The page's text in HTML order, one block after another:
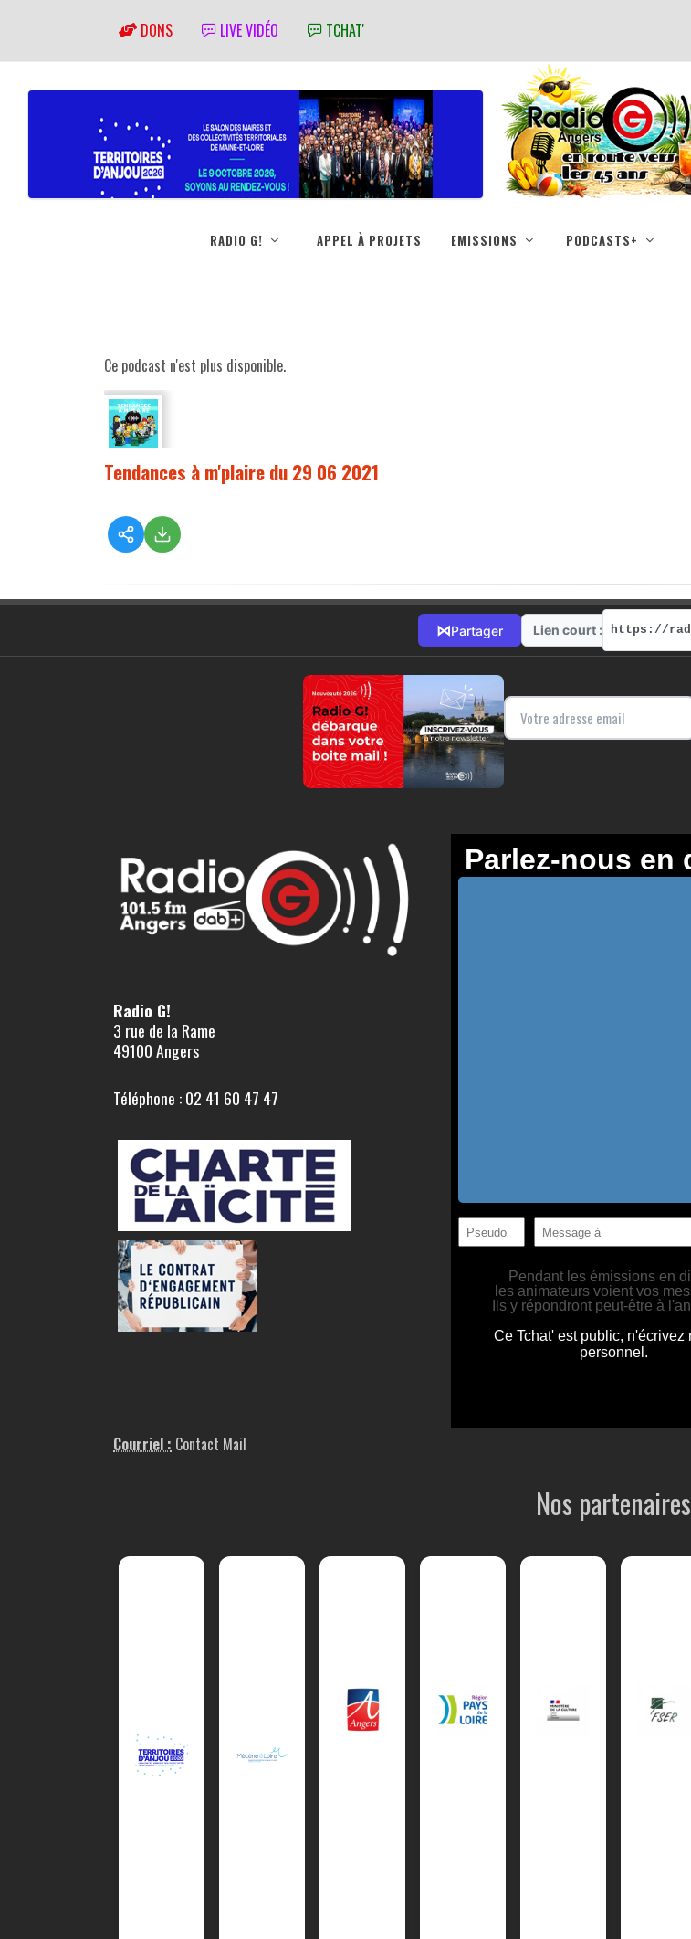
DONS LIVE VIDÉO TCHAT'
RADIO G! APPEL À PROJETS EMISSIONS PODCASTS+
Ce podcast n'est plus disponible.
Tendances à m'plaire du 29 06 2021
⋈Partager Lien court :
Radio G!
3 rue de la Rame
49100 Angers
Téléphone : 02 41 60 47 47
Courriel : Contact Mail
Nos partenaires